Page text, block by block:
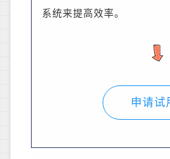
系统来提高效率。
申请试